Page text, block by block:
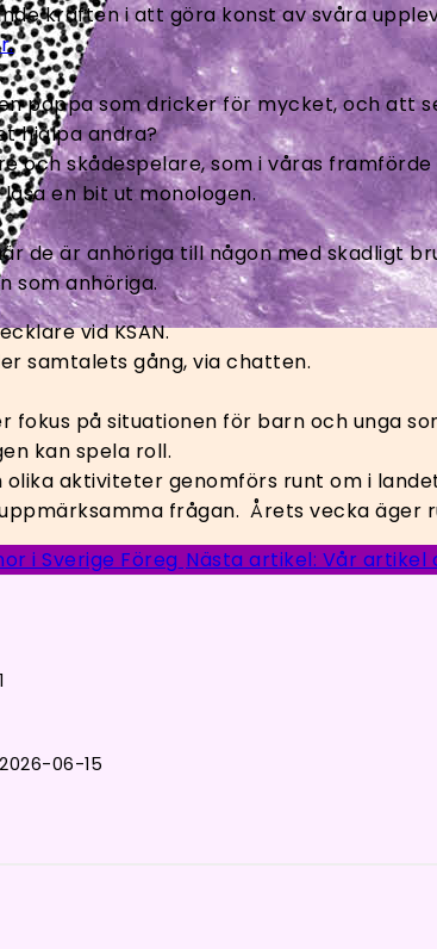
kraften i att göra konst av svåra
pappa som dricker för mycket, och att
hjälpa andra?
skådespelare, som i våras framförde
en bit ut monologen.
de är anhöriga till någon med skadligt
som anhöriga.
vid KSAN.
samtalets gång, via chatten.
fokus på situationen för barn och unga
kan spela roll.
aktiviteter genomförs runt om i
frågan. Årets vecka äger
i Sverige Föreg Nästa artikel: Vår artikel
2026-06-15